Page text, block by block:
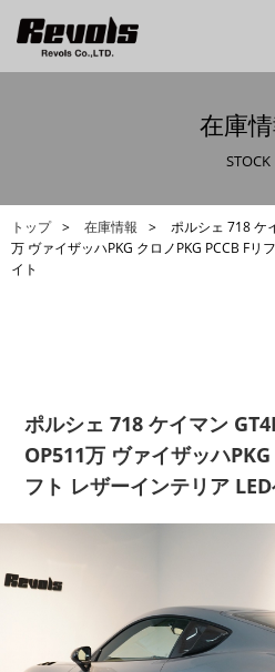
在庫
STOCK
トップ 在庫情報
ポルシェ 718 ケ
万 ヴァイザッハPKG クロノPKG PCCB Fリ
イト
ポルシェ 718 ケイマン
OP511万 ヴァイザッハPKG
フト レザーインテリア